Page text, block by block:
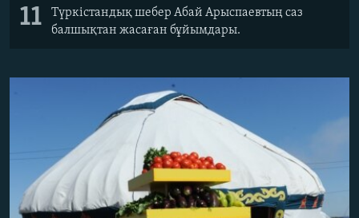
11
Түркістандық шебер Абай Арыспаевтың саз
балшықтан жасаған бұйымдары.